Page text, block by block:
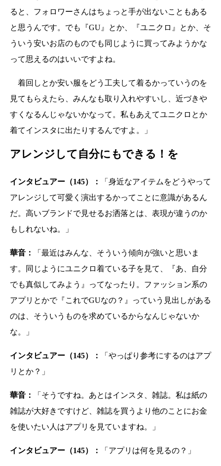
ると、フォロワーさんはちょっと手が出ないこともある
と思うんです。でも『GU』とか、『ユニクロ』とか、そ
ういう安いお店のものでも同じように買ってみようかな
って思えるのはいいですよね。
着回しとか安い服をどう工夫して着るかっていうのを
見てもらえたら、みんなも取り入れやすいし、近づきや
すくなるんじゃないかなって。私もあえてユニクロとか
着てインスタに出たりするんですよ。」
アレンジして自分にもできる！を
インタビュアー（145）：
「身近なアイテムをどうやって
アレンジして可愛く演出するかってことに意識があるん
だ。高いブランドで見せるお洒落とは、表現が違うのか
もしれないね。」
華音：
「最近はみんな、そういう傾向が強いと思いま
す。同じようにユニクロ着ている子を見て、『あ、自分
でも真似してみよう』ってなったり。ファッション系の
アプリとかで『これでGUなの？』っていう見出しがある
のは、そういうものを求めているからなんじゃないか
な。」
インタビュアー（145）：
「やっぱり参考にするのはアプ
リとか？」
華音：
「そうですね。あとはインスタ、雑誌。私は紙の
雑誌が大好きですけど、雑誌を買うより他のことにお金
を使いたい人はアプリを見ていますね。」
インタビュアー（145）： 「アプリは何を見るの？」